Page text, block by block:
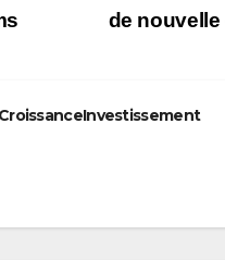
de
CroissanceInvestissement